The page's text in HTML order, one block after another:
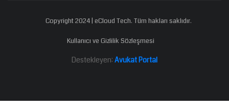
Copyright 2024 | eCloud Tech. Tüm hakları saklıdır.
Kullanıcı ve Gizlilik Sözleşmesi
Destekleyen: Avukat Portal